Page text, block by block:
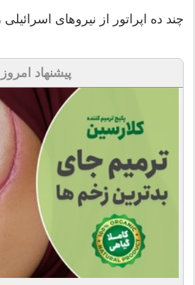
چند ده اپراتور از نیروهای
پیشنهاد امروز